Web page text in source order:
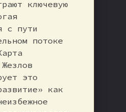
ключевую
с пути
потоке
это
как